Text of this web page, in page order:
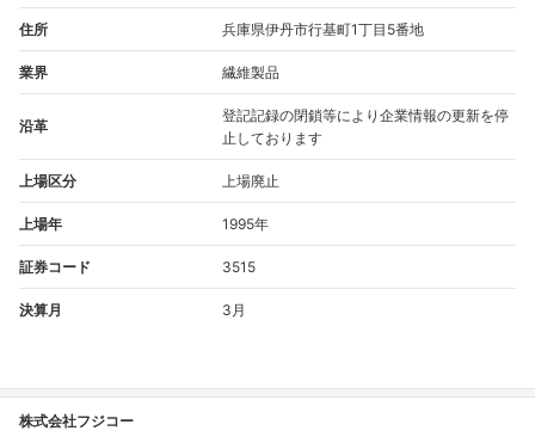
フォローしました
こちらの企業もフォローしませんか？
住所 兵庫県伊丹市行基町1丁目5番地
業界 繊維製品
沿革
登記記録の閉鎖等により企業情報の更新を停
止しております
上場区分 上場廃止
上場年 1995年
証券コード 3515
決算月 3月
株式会社フジコー